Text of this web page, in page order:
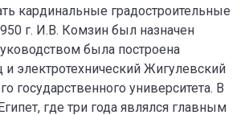
кардинальные градостроительные
г. И.В. Комзин был назначен
была построена
электротехнический Жигулевский
государственного университета. В
где три года являлся главным